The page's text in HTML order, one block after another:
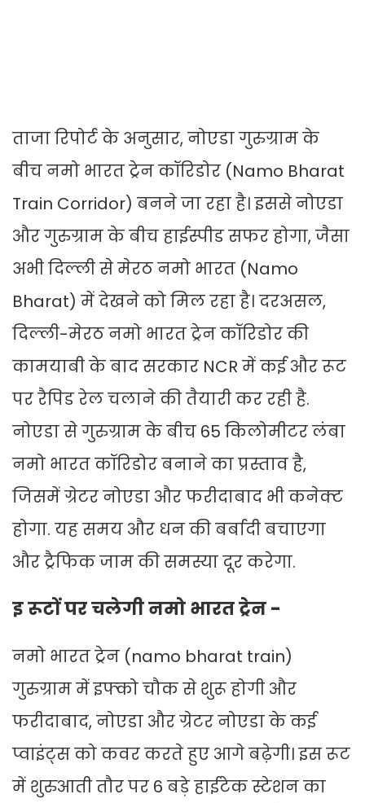
ताजा रिपोर्ट के अनुसार, नोएडा गुरुग्राम के
बीच नमो भारत ट्रेन कॉरिडोर (Namo Bharat
Train Corridor) बनने जा रहा है। इससे नोएडा
और गुरुग्राम के बीच हाईस्पीड सफर होगा, जैसा
अभी दिल्ली से मेरठ नमो भारत (Namo
Bharat) में देखने को मिल रहा है। दरअसल,
दिल्ली-मेरठ नमो भारत ट्रेन कॉरिडोर की
कामयाबी के बाद सरकार NCR में कई और रूट
पर रैपिड रेल चलाने की तैयारी कर रही है.
नोएडा से गुरुग्राम के बीच 65 किलोमीटर लंबा
नमो भारत कॉरिडोर बनाने का प्रस्ताव है,
जिसमें ग्रेटर नोएडा और फरीदाबाद भी कनेक्ट
होगा. यह समय और धन की बर्बादी बचाएगा
और ट्रैफिक जाम की समस्या दूर करेगा.
इ रूटों पर चलेगी नमो भारत ट्रेन -
नमो भारत ट्रेन (namo bharat train)
गुरुग्राम में इफ्को चौक से शुरू होगी और
फरीदाबाद, नोएडा और ग्रेटर नोएडा के कई
प्वाइंट्स को कवर करते हुए आगे बढ़ेगी। इस रूट
में शुरुआती तौर पर 6 बड़े हाईटेक स्टेशन का